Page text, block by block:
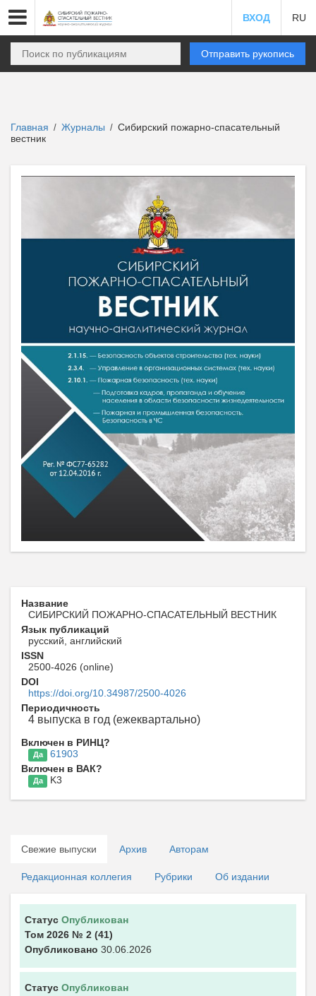
ВХОД RU
Отправить рукопись
Главная / Журналы / Сибирский пожарно-спасательный
вестник
Название
СИБИРСКИЙ ПОЖАРНО-СПАСАТЕЛЬНЫЙ ВЕСТНИК
Язык публикаций
русский, английский
ISSN
2500-4026 (online)
DOI
https://doi.org/10.34987/2500-4026
Периодичность
4 выпуска в год (ежеквартально)
Включен в РИНЦ?
Да
61903
Включен в ВАК?
Да K3
Свежие выпуски Архив Авторам
Редакционная коллегия Рубрики Об издании
Статус Опубликован
Том 2026 № 2 (41)
Опубликовано 30.06.2026
Статус Опубликован